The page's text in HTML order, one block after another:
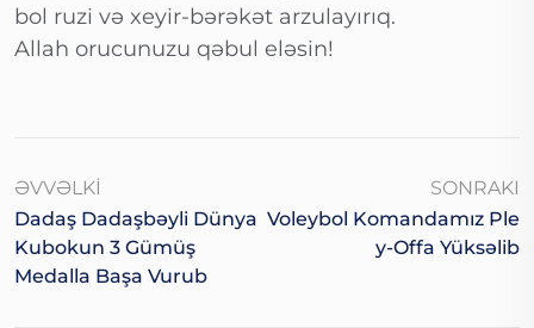
bol ruzi və xeyir-bərəkət arzulayırıq.
Allah orucunuzu qəbul eləsin!
ƏVVƏLKI
Dadaş Dadaşbəyli Dünya
Kubokun 3 Gümüş
Medalla Başa Vurub
SONRAKI
Voleybol Komandamız Ple
Y-Offa Yüksəlib